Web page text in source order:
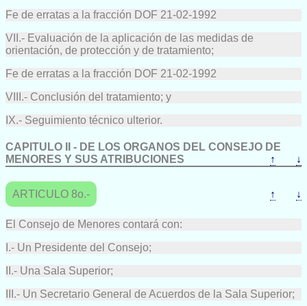
Fe de erratas a la fracción DOF 21-02-1992
VII.- Evaluación de la aplicación de las medidas de
orientación, de protección y de tratamiento;
Fe de erratas a la fracción DOF 21-02-1992
VIII.- Conclusión del tratamiento; y
IX.- Seguimiento técnico ulterior.
CAPITULO II - DE LOS ORGANOS DEL CONSEJO DE
MENORES Y SUS ATRIBUCIONES
↑ ↓
ARTICULO 8o.- ↑ ↓
El Consejo de Menores contará con:
I.- Un Presidente del Consejo;
II.- Una Sala Superior;
III.- Un Secretario General de Acuerdos de la Sala Superior;